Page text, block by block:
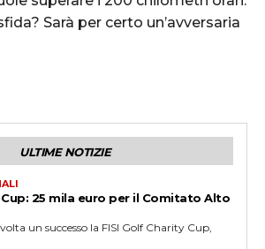
Sarà per certo un’avversaria
ULTIME NOTIZIE
25 mila euro per il Comitato Alto
un successo la FISI Golf Charity Cup,